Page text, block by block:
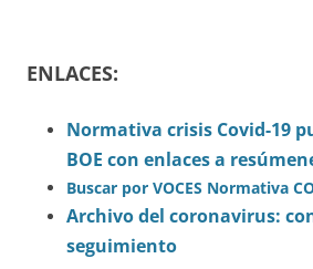
ENLACES:
Normativa crisis Covid-19
BOE con enlaces a
Buscar por VOCES Normativa
Archivo del coronavirus:
seguimiento